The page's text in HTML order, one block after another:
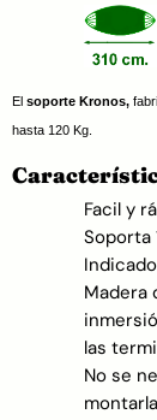
El soporte Kronos,
hasta 120 Kg.
Facil y
Soporta
Madera
las
No se